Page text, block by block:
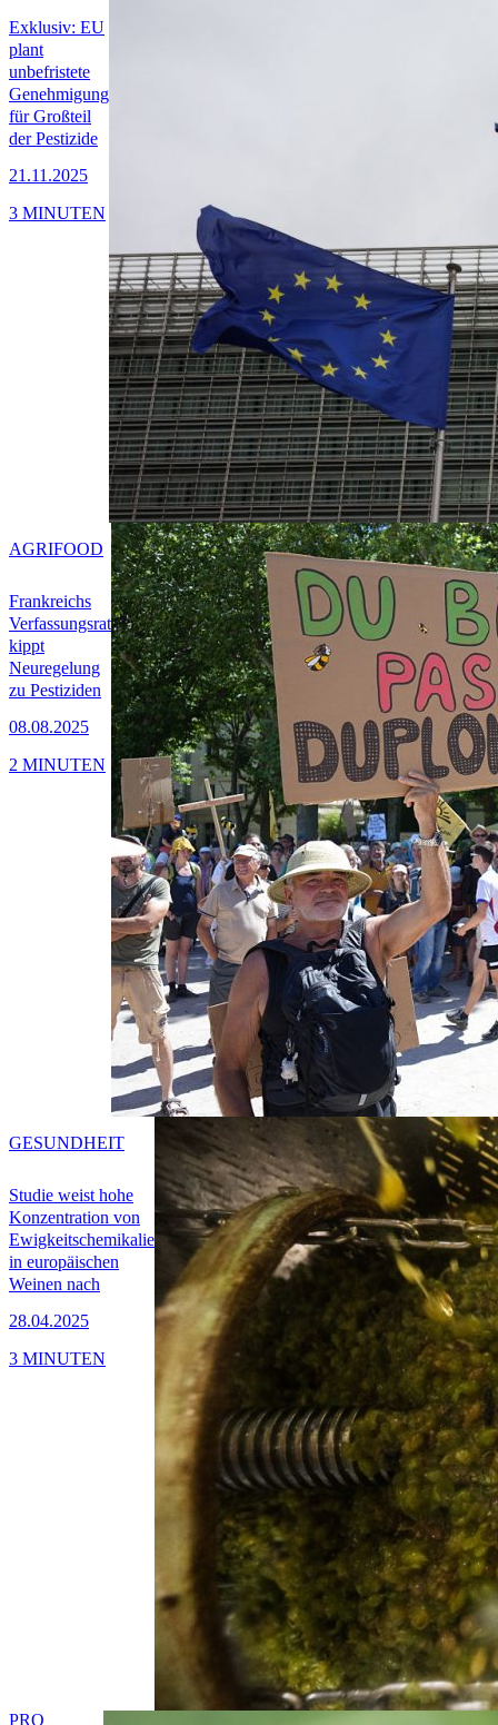
Exklusiv: EU
plant
unbefristete
Genehmigung
für Großteil
der Pestizide
21.11.2025
3 MINUTEN
Frankreichs
Verfassungsrat
kippt
Neuregelung
zu Pestiziden
08.08.2025
AGRIFOOD
2 MINUTEN
Studie weist hohe
Konzentration von
Ewigkeitschemikalie
in europäischen
Weinen nach
28.04.2025
GESUNDHEIT
3 MINUTEN
PRO